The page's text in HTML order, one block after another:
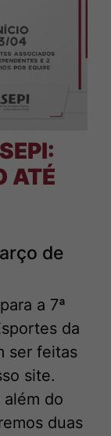
ATÉ
de
a 7ª
da
ser feitas
site.
do
duas